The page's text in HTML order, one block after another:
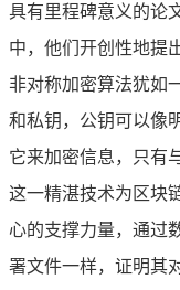
具有里程碑意义的
中，他们开创性地提
非对称加密算法犹如
和私钥，公钥可以像
它来加密信息，只有
这一精湛技术为区块
心的支撑力量，通过
署文件一样，证明其